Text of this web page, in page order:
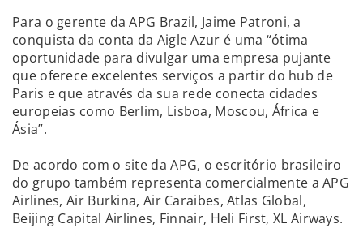
Para o gerente da APG Brazil, Jaime Patroni, a
conquista da conta da Aigle Azur é uma “ótima
oportunidade para divulgar uma empresa pujante
que oferece excelentes serviços a partir do hub de
Paris e que através da sua rede conecta cidades
europeias como Berlim, Lisboa, Moscou, África e
Ásia”.
De acordo com o site da APG, o escritório brasileiro
do grupo também representa comercialmente a APG
Airlines, Air Burkina, Air Caraibes, Atlas Global,
Beijing Capital Airlines, Finnair, Heli First, XL Airways.